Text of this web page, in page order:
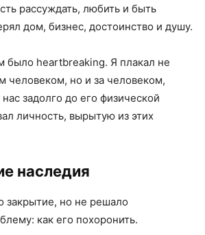
рассуждать, любить и быть
дом, бизнес, достоинство и душу.
было heartbreaking. Я плакал не
человеком, но и за человеком,
задолго до его физической
личность, вырытую из этих
наследия
закрытие, но не решало
как его похоронить.